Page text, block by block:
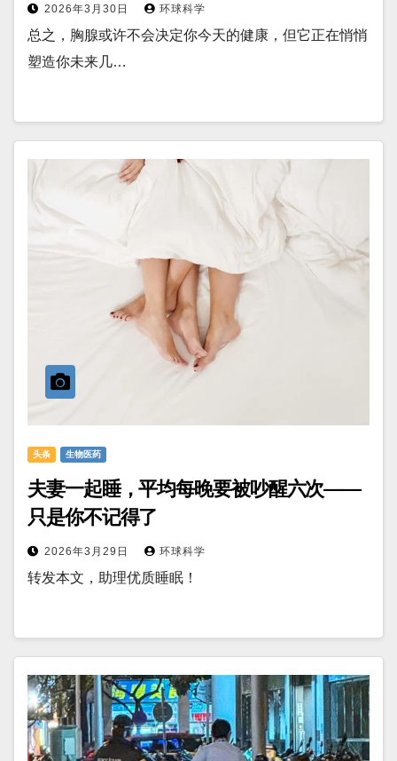
2026年3月30日 环球科学
总之，胸腺或许不会决定你今天的健康，但它正在悄悄
塑造你未来几…
头条 生物医药
夫妻一起睡，平均每晚要被吵醒六次——
只是你不记得了
2026年3月29日 环球科学
转发本文，助理优质睡眠！